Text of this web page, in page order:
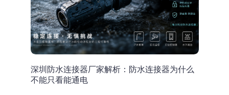
深圳防水连接器厂家解析：防水连接器为什么
不能只看能通电